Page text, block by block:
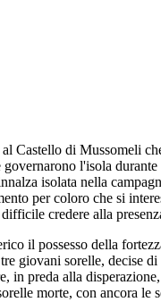
Castello di Mussomeli
l'isola
isolata nella
per coloro che si
credere alla
il possesso della
giovani sorelle, decise
in preda alla
morte, con ancora